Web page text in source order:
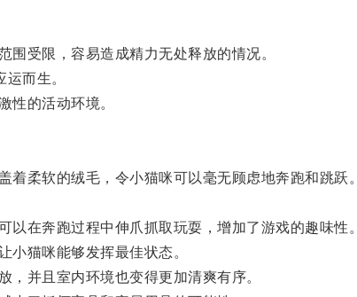
受限，容易造成精力无处释放的情况。
而生。
的活动环境。
柔软的绒毛，令小猫咪可以毫无顾虑地奔跑和跳跃。
在奔跑过程中伸爪抓取玩耍，增加了游戏的趣味性。
猫咪能够发挥最佳状态。
并且室内环境也变得更加清爽有序。